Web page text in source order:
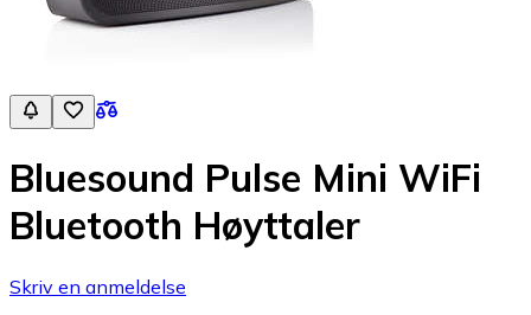
Bluesound Pulse Mini WiFi
Bluetooth Høyttaler
Skriv en anmeldelse